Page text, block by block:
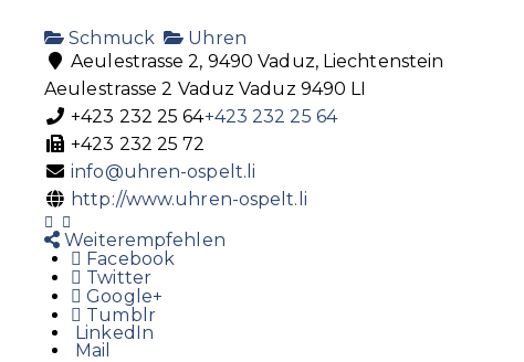
Schmuck
Uhren
Aeulestrasse 2, 9490 Vaduz, Liechtenstein
Aeulestrasse 2 Vaduz Vaduz 9490 LI
+423 232 25 64+423 232 25 64
+423 232 25 72
info@uhren-ospelt.li
http://www.uhren-ospelt.li
Weiterempfehlen
Facebook
Twitter
Google+
Tumblr
LinkedIn
Mail